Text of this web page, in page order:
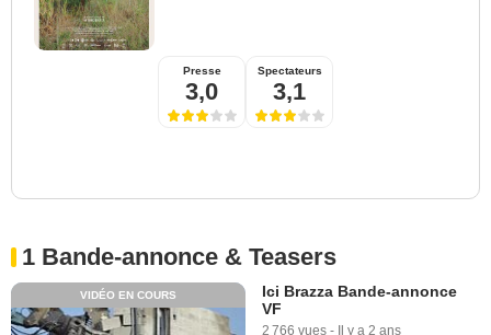
Presse
3,0
Spectateurs
3,1
1 Bande-annonce & Teasers
VIDÉO EN COURS
Ici Brazza Bande-annonce
VF
2 766 vues - Il y a 2 ans